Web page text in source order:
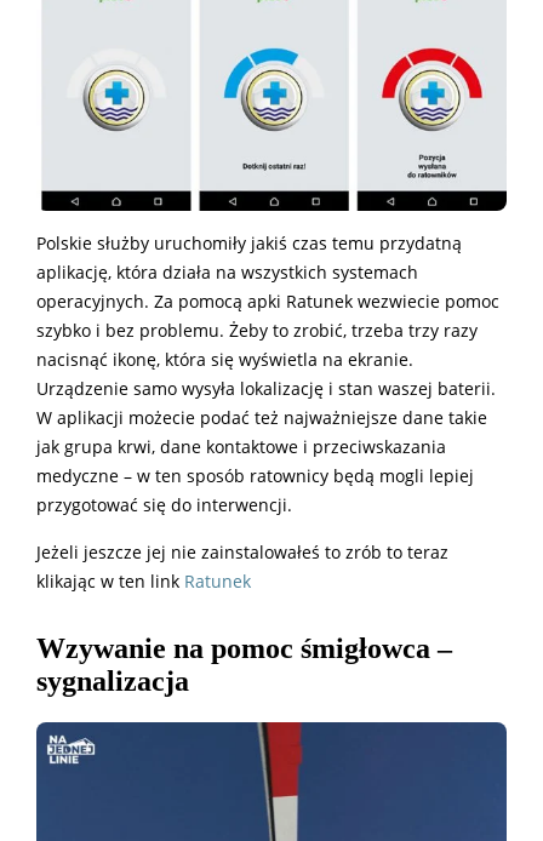
Polskie służby uruchomiły jakiś czas temu przydatną
aplikację, która działa na wszystkich systemach
operacyjnych. Za pomocą apki Ratunek wezwiecie pomoc
szybko i bez problemu. Żeby to zrobić, trzeba trzy razy
nacisnąć ikonę, która się wyświetla na ekranie.
Urządzenie samo wysyła lokalizację i stan waszej baterii.
W aplikacji możecie podać też najważniejsze dane takie
jak grupa krwi, dane kontaktowe i przeciwskazania
medyczne – w ten sposób ratownicy będą mogli lepiej
przygotować się do interwencji.
Jeżeli jeszcze jej nie zainstalowałeś to zrób to teraz
klikając w ten link Ratunek
Wzywanie na pomoc śmigłowca –
sygnalizacja